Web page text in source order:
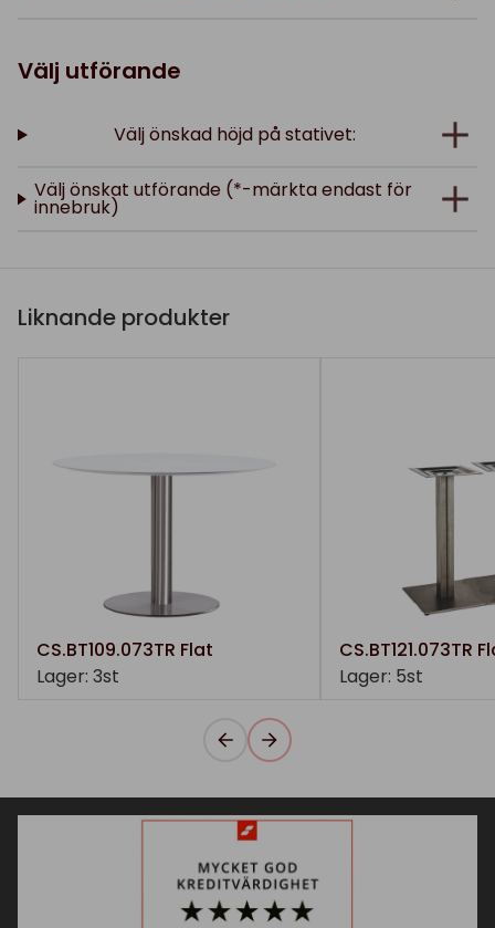
Välj utförande
Välj önskad höjd på stativet:
Välj önskat utförande (*-märkta endast för
innebruk)
Liknande produkter
CS.BT109.073TR Flat
Lager: 3st
CS.BT121.073TR
Lager: 5st